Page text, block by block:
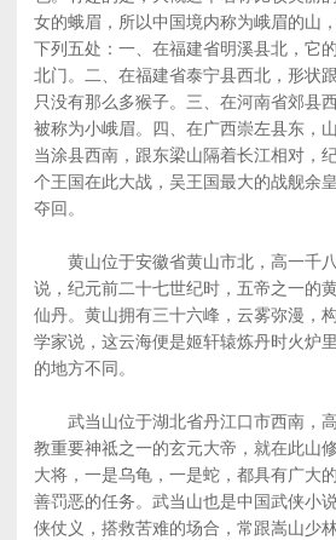
女的蛾眉，所以中国境内称为峨眉的山
下列五处：一、在福建省明溪县北，它
北门。二、在福建省泰宁县西北，形状
只没有那么多猴子。三、在河南省郊县
被称为小峨眉。四、在广西崇左县东，
当涂县西南，跟东梁山隔着长江相对，
个王国在此大战，吴王国最大的战舰余
夺回。
黄山位于安徽省黄山市北，高一千
说，纪元前二十七世纪时，五帝之一的
仙丹。黄山拥有三十六峰，云雾弥漫，
学家说，这云海便是姬轩辕炼丹时火炉
的地方不同。
武当山位于湖北省丹江口市西南，高
教重要神祗之一的玄元大帝，就在此山
大将，一是乌龟，一是蛇，都具有广大
善罚恶的任务。武当山也是中国武侠小
侠仗义，搭救苦难的场合，常跟嵩山少